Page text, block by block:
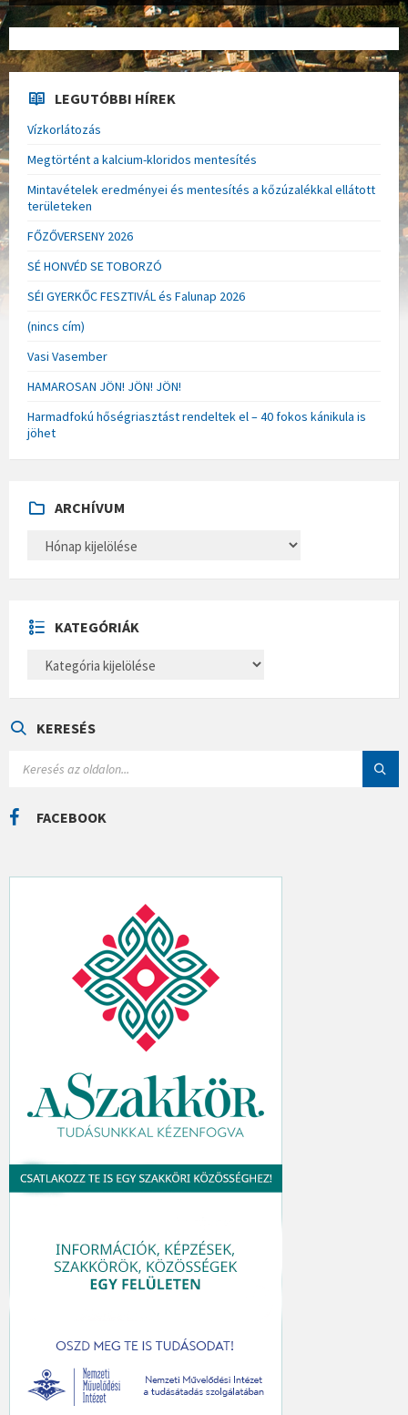
LEGUTÓBBI HÍREK
Vízkorlátozás
Megtörtént a kalcium-kloridos mentesítés
Mintavételek eredményei és mentesítés a kőzúzalékkal ellátott
területeken
FŐZŐVERSENY 2026
SÉ HONVÉD SE TOBORZÓ
SÉI GYERKŐC FESZTIVÁL és Falunap 2026
(nincs cím)
Vasi Vasember
HAMAROSAN JÖN! JÖN! JÖN!
Harmadfokú hőségriasztást rendeltek el – 40 fokos kánikula is
jöhet
ARCHÍVUM
H
U
M
KATEGÓRIÁK
E
Á
KERESÉS
C
H
FACEBOOK